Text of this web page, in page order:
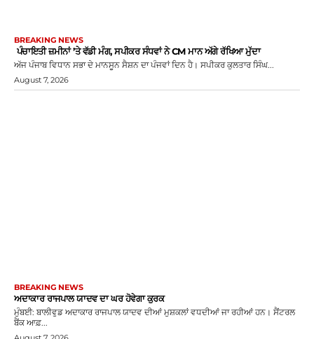
BREAKING NEWS
ਪੰਚਾਇਤੀ ਜ਼ਮੀਨਾਂ ’ਤੇ ਵੱਡੀ ਮੰਗ, ਸਪੀਕਰ ਸੰਧਵਾਂ ਨੇ CM ਮਾਨ ਅੱਗੇ ਰੱਖਿਆ ਮੁੱਦਾ
ਅੱਜ ਪੰਜਾਬ ਵਿਧਾਨ ਸਭਾ ਦੇ ਮਾਨਸੂਨ ਸੈਸ਼ਨ ਦਾ ਪੰਜਵਾਂ ਦਿਨ ਹੈ। ਸਪੀਕਰ ਕੁਲਤਾਰ ਸਿੰਘ...
August 7, 2026
BREAKING NEWS
ਅਦਾਕਾਰ ਰਾਜਪਾਲ ਯਾਦਵ ਦਾ ਘਰ ਹੋਵੇਗਾ ਕੁਰਕ
ਮੁੰਬਈ: ਬਾਲੀਵੁਡ ਅਦਾਕਾਰ ਰਾਜਪਾਲ ਯਾਦਵ ਦੀਆਂ ਮੁਸ਼ਕਲਾਂ ਵਧਦੀਆਂ ਜਾ ਰਹੀਆਂ ਹਨ। ਸੈਂਟਰਲ
ਬੈਂਕ ਆਫ਼...